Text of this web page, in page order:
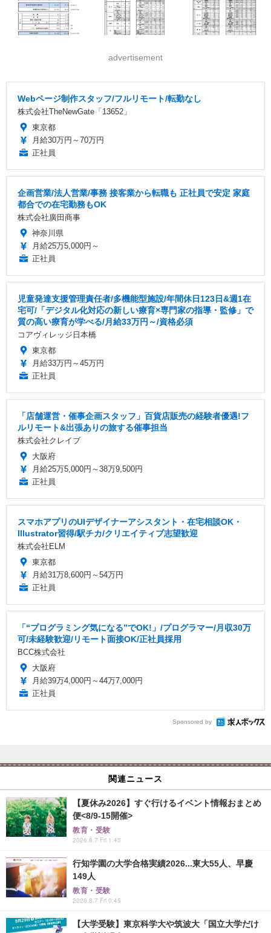
advertisement
Webページ制作スタッフ/フルリモート/転勤なし
株式会社TheNewGate「13652」
東京都
月給30万円～70万円
正社員
企画営業/法人営業/事務 接客業から転職も 正社員で安定 家庭
都合での在宅勤務もOK
株式会社廣田商事
神奈川県
月給25万5,000円～
正社員
児童発達支援管理責任者/多機能型施設/年間休日123日&週1在
宅可/「デジタル化対応の新しい療育×専門家の指導・監修」で
質の高い療育が学べる/月給33万円～/資格必須
コアヴィレッジ日本橋
東京都
月給33万円～45万円
正社員
「店舗運営・催事企画スタッフ」百貨店販売の経験者優遇!フ
ルリモート&出張ありの旅する催事担当
株式会社クレイブ
大阪府
月給25万5,000円～38万9,500円
正社員
スマホアプリのUIデザイナーアシスタント・在宅相談OK・
Illustrator習得/駅チカ/クリエイティブ志望歓迎
株式会社ELM
東京都
月給31万8,600円～54万円
正社員
「“プログラミング気になる”でOK!」/プログラマー/月収30万
可/未経験歓迎/リモート面接OK/正社員採用
BCC株式会社
大阪府
月給39万4,000円～44万7,000円
正社員
Sponsored by
関連ニュース
【夏休み2026】すぐ行けるイベント情報おまとめ
便<8/9-15開催>
教育・受験
2026.8.7 Fri 1:45
行知学園の大学合格実績2026...東大55人、早慶
149人
教育・受験
2026.8.7 Fri 0:45
【大学受験】東京科学大や筑波大「国立大学だけ